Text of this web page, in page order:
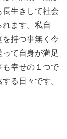
長生きして社会
ます。私自
を持つ事無く今
て自身が満足
も幸せの１つで
る日々です。